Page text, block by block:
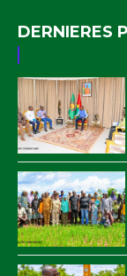
DERNIERES